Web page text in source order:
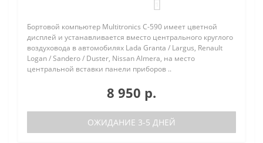
Бортовой компьютер Multitronics C-590 имеет цветной
дисплей и устанавливается вместо центрального круглого
воздуховода в автомобилях Lada Granta / Largus, Renault
Logan / Sandero / Duster, Nissan Almera, на место
центральной вставки панели приборов ..
8 950 р.
ОЖИДАНИЕ 3-5 ДНЕЙ